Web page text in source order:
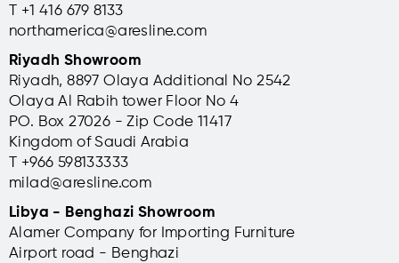
T +1 416 679 8133
northamerica@aresline.com
Riyadh Showroom
Riyadh, 8897 Olaya Additional No 2542
Olaya Al Rabih tower Floor No 4
PO. Box 27026 - Zip Code 11417
Kingdom of Saudi Arabia
T +966 598133333
milad@aresline.com
Libya - Benghazi Showroom
Alamer Company for Importing Furniture
Airport road - Benghazi